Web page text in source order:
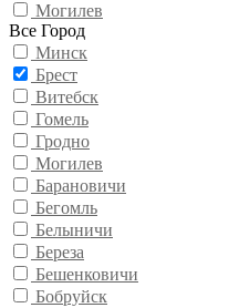
Могилев
Все Город
Минск
Брест
Витебск
Гомель
Гродно
Могилев
Барановичи
Бегомль
Белыничи
Береза
Бешенковичи
Бобруйск